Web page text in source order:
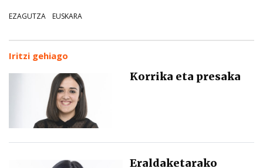
EZAGUTZA EUSKARA
Iritzi gehiago
Korrika eta presaka
Eraldaketarako